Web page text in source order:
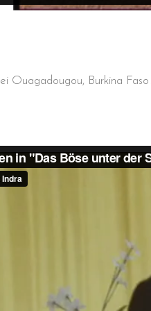
Ouagadougou, Burkina